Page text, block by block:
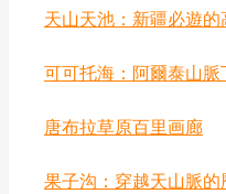
天山天池：新疆必遊
可可托海：阿爾泰山
唐布拉草原百里画廊
果子沟：穿越天山脈